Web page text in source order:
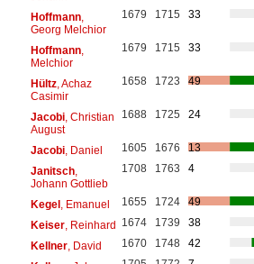
Hoffmann,
Georg Melchior
1679 1715 33
Hoffmann,
Melchior
1679 1715 33
Hültz, Achaz
Casimir
1658 1723 49
Jacobi, Christian
August
1688 1725 24
Jacobi, Daniel 1605 1676
13
Janitsch,
Johann Gottlieb
1708 1763 4
Kegel, Emanuel 1655 1724
49
Keiser, Reinhard 1674 1739
38
Kellner, David 1670 1748
42